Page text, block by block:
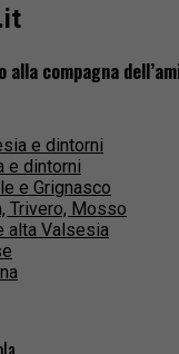
alla compagna
e dintorni
e dintorni
e Grignasco
Trivero, Mosso
alta Valsesia